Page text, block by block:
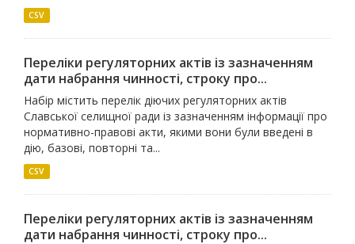
CSV
Переліки регуляторних актів із зазначенням
дати набрання чинності, строку про...
Набір містить перелік діючих регуляторних актів
Славської селищної ради із зазначенням інформації про
нормативно-правові акти, якими вони були введені в
дію, базові, повторні та...
CSV
Переліки регуляторних актів із зазначенням
дати набрання чинності, строку про...